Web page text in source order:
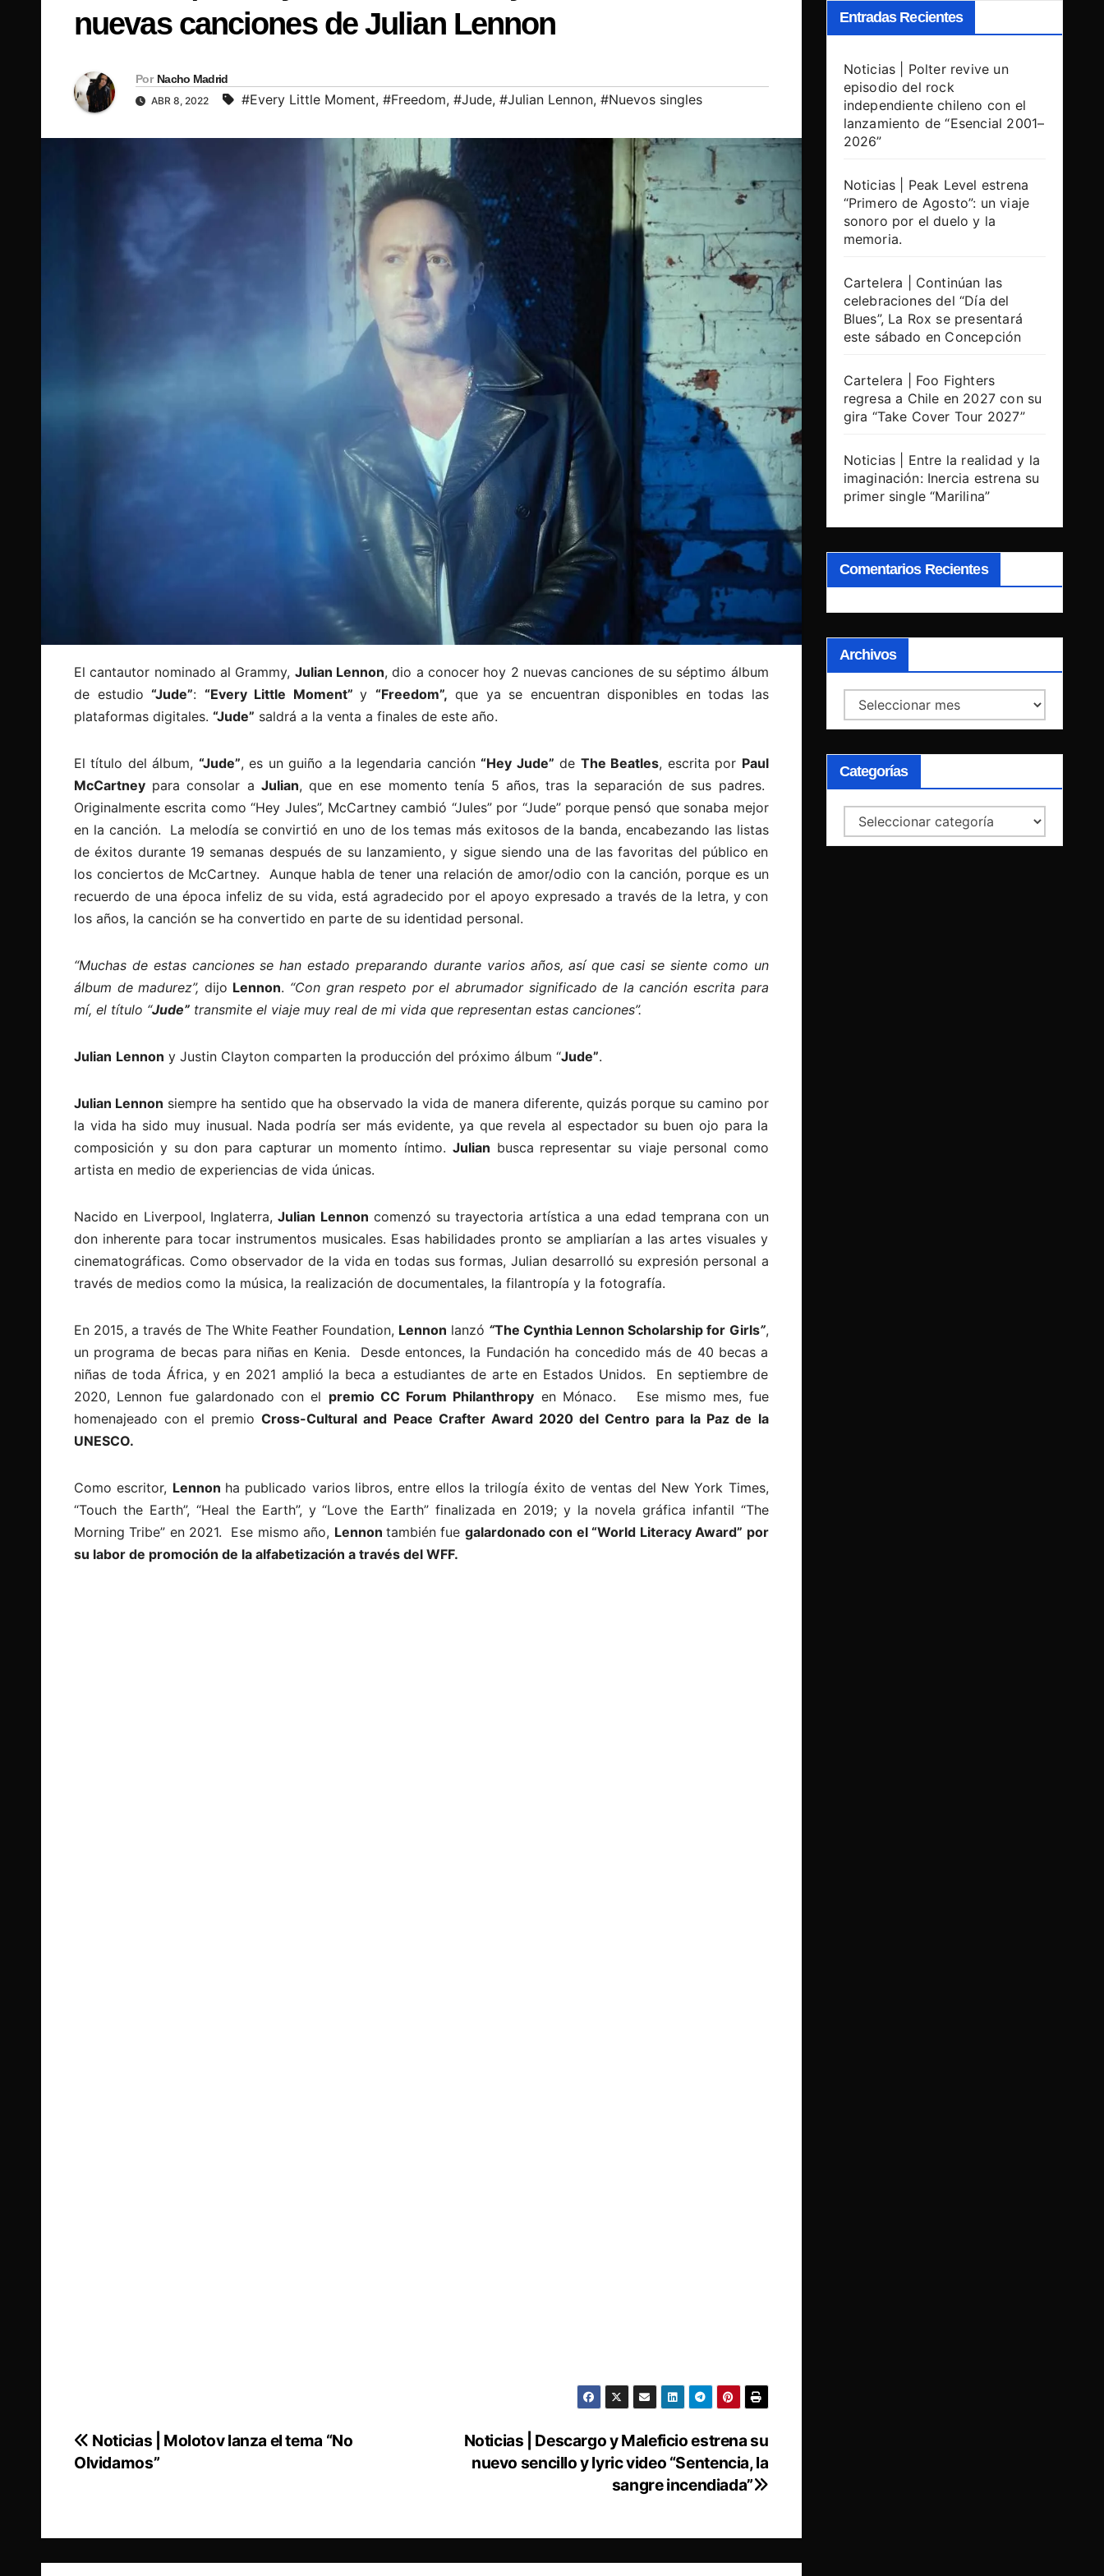
nuevas canciones de Julian Lennon
Por Nacho Madrid
ABR 8, 2022 #Every Little Moment, #Freedom, #Jude, #Julian Lennon, #Nuevos singles
El cantautor nominado al Grammy, Julian Lennon, dio a conocer hoy 2 nuevas canciones de su séptimo álbum
de estudio “Jude”: “Every Little Moment” y “Freedom”, que ya se encuentran disponibles en todas las
plataformas digitales. “Jude” saldrá a la venta a finales de este año.
El título del álbum, “Jude”, es un guiño a la legendaria canción“Hey Jude” de The Beatles, escrita por Paul
McCartney para consolar a Julian, que en ese momento tenía 5 años, tras la separación de sus padres.
Originalmente escrita como “Hey Jules”, McCartney cambió “Jules” por “Jude” porque pensó que sonaba mejor
en la canción. La melodía se convirtió en uno de los temas más exitosos de la banda, encabezando las listas
de éxitos durante 19 semanas después de su lanzamiento, y sigue siendo una de las favoritas del público en
los conciertos de McCartney. Aunque habla de tener una relación de amor/odio con la canción, porque es un
recuerdo de una época infeliz de su vida, está agradecido por el apoyo expresado a través de la letra, y con
los años, la canción se ha convertido en parte de su identidad personal.
“Muchas de estas canciones se han estado preparando durante varios años, así que casi se siente como un
álbum de madurez”, dijo Lennon. “Con gran respeto por el abrumador significado de la canción escrita para
mí, el título “Jude” transmite el viaje muy real de mi vida que representan estas canciones”.
Julian Lennon y Justin Clayton comparten la producción del próximo álbum “Jude”.
Julian Lennon siempre ha sentido que ha observado la vida de manera diferente, quizás porque su camino por
la vida ha sido muy inusual. Nada podría ser más evidente, ya que revela al espectador su buen ojo para la
composición y su don para capturar un momento íntimo. Julian busca representar su viaje personal como
artista en medio de experiencias de vida únicas.
Nacido en Liverpool, Inglaterra,Julian Lennon comenzó su trayectoria artística a una edad temprana con un
don inherente para tocar instrumentos musicales. Esas habilidades pronto se ampliarían a las artes visuales y
cinematográficas. Como observador de la vida en todas sus formas, Julian desarrolló su expresión personal a
través de medios como la música, la realización de documentales, la filantropía y la fotografía.
En 2015, a través de The White Feather Foundation, Lennon lanzó “The Cynthia Lennon Scholarship for Girls”,
un programa de becas para niñas en Kenia. Desde entonces, la Fundación ha concedido más de 40 becas a
niñas de toda África, y en 2021 amplió la beca a estudiantes de arte en Estados Unidos. En septiembre de
2020, Lennon fue galardonado con el premio CC Forum Philanthropy en Mónaco. Ese mismo mes, fue
homenajeado con el premioCross-Cultural and Peace Crafter Award 2020 del Centro para la Paz de la
UNESCO.
Como escritor, Lennon ha publicado varios libros, entre ellos la trilogía éxito de ventas del New York Times,
“Touch the Earth”, “Heal the Earth”, y “Love the Earth” finalizada en 2019; y la novela gráfica infantil “The
Morning Tribe” en 2021. Ese mismo año, Lennon también fue galardonado con el “World Literacy Award” por
su labor de promoción de la alfabetización a través del WFF.
Navegación
de
Noticias | Descargo y Maleficio estrena su
nuevo sencillo y lyric video “Sentencia, la
sangre incendiada”
Noticias | Molotov lanza el tema “No
Olvidamos”
Entradas Recientes
Noticias | Polter revive un
episodio del rock
independiente chileno con el
lanzamiento de “Esencial 2001–
2026”
Noticias | Peak Level estrena
“Primero de Agosto”: un viaje
sonoro por el duelo y la
memoria.
Cartelera | Continúan las
celebraciones del “Día del
Blues”, La Rox se presentará
este sábado en Concepción
Cartelera | Foo Fighters
regresa a Chile en 2027 con su
gira “Take Cover Tour 2027”
Noticias | Entre la realidad y la
imaginación: Inercia estrena su
primer single “Marilina”
Comentarios Recientes
Archivos
Archivos
Categorías
Categorías